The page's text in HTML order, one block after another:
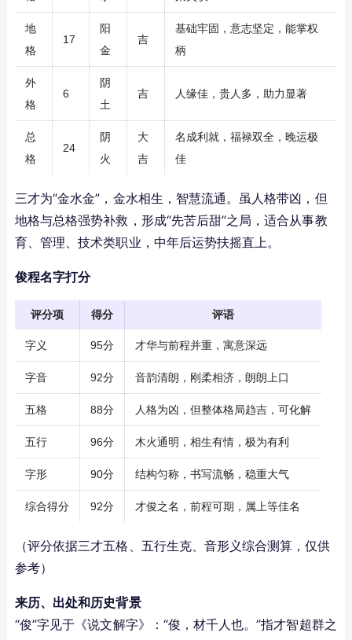
地
格
17
阳
金
吉
基础牢固，意志坚定，能掌权
柄
外
格
6
阴
土
吉 人缘佳，贵人多，助力显著
总
格
24
阴
火
大
吉
名成利就，福禄双全，晚运极
佳
三才为“金水金”，金水相生，智慧流通。虽人格带凶，但
地格与总格强势补救，形成“先苦后甜”之局，适合从事教
育、管理、技术类职业，中年后运势扶摇直上。
俊程名字打分
评分项 得分 评语
字义 95分 才华与前程并重，寓意深远
字音 92分 音韵清朗，刚柔相济，朗朗上口
五格 88分 人格为凶，但整体格局趋吉，可化解
五行 96分 木火通明，相生有情，极为有利
字形 90分 结构匀称，书写流畅，稳重大气
综合得分 92分 才俊之名，前程可期，属上等佳名
（评分依据三才五格、五行生克、音形义综合测算，仅供
参考）
来历、出处和历史背景
“俊”字见于《说文解字》：“俊，材千人也。”指才智超群之